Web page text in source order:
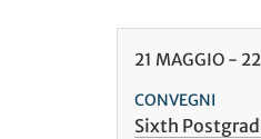
21 MAGGIO- 22
CONVEGNI
Sixth